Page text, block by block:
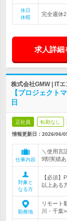
休日
休暇
完全週休
求人詳細
株式会社GMW | IT
【プロジェクト
日
正社員 転勤なし
情報更新日：2026/06/
仕事内容
＼使用言
9割実績
対象と
なる方
【必須
以上ある
勤務地
リモート
川・千葉